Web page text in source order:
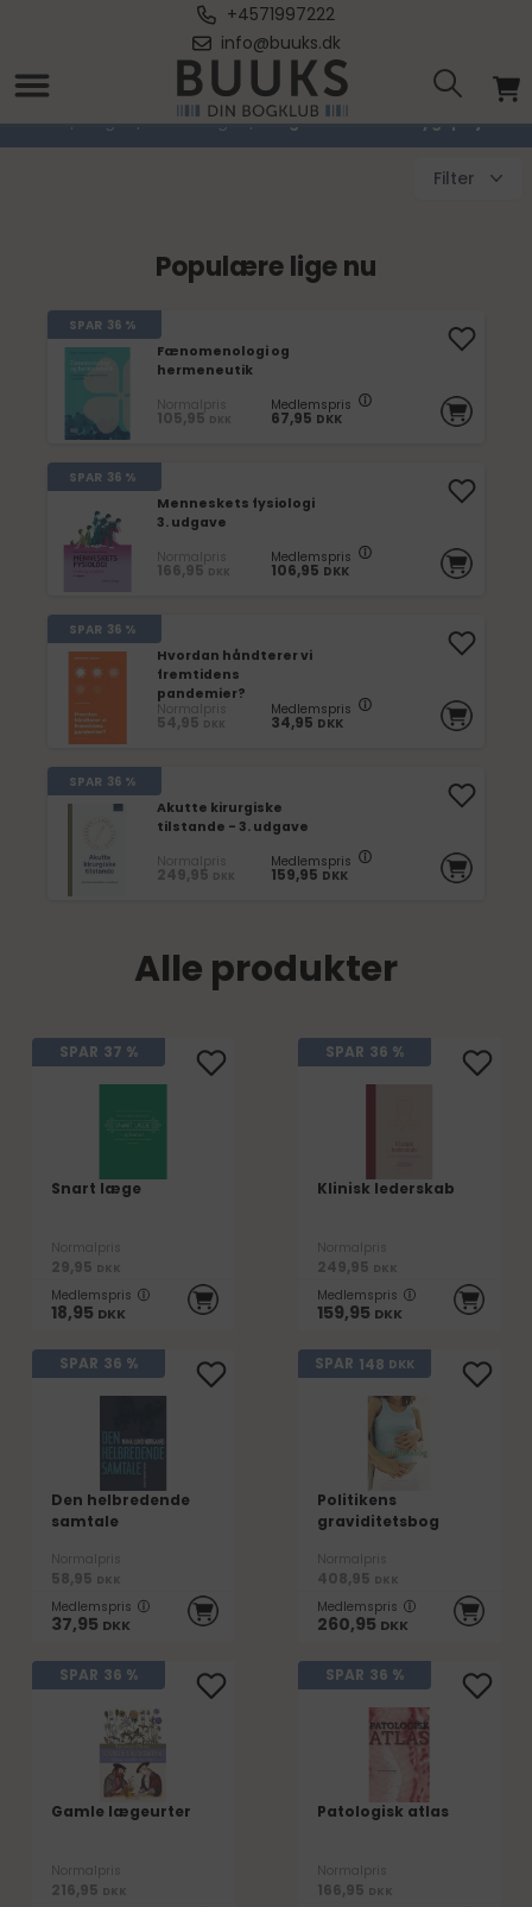
+4571997222
info@buuks.dk
Lægevidenskab & Sygepleje
Forside / Bøger / Studiebøger / Lægevidenskab & Sygepleje
Filter
Populære lige nu
SPAR 36 %
Fænomenologi og
hermeneutik
Normalpris
105,95 DKK
Medlemspris
67,95 DKK
SPAR 36 %
Menneskets fysiologi
3. udgave
Normalpris
166,95 DKK
Medlemspris
106,95 DKK
SPAR 36 %
Hvordan håndterer vi
fremtidens
pandemier?
Normalpris
54,95 DKK
Medlemspris
34,95 DKK
SPAR 36 %
Akutte kirurgiske
tilstande - 3. udgave
Normalpris
249,95 DKK
Medlemspris
159,95 DKK
Alle produkter
SPAR 37 %
Snart læge
Normalpris
29,95 DKK
Medlemspris
18,95 DKK
SPAR 36 %
Klinisk lederskab
Normalpris
249,95 DKK
Medlemspris
159,95 DKK
SPAR 36 %
Den helbredende
samtale
Normalpris
58,95 DKK
Medlemspris
37,95 DKK
SPAR 148 DKK
Politikens
graviditetsbog
Normalpris
408,95 DKK
Medlemspris
260,95 DKK
SPAR 36 %
Gamle lægeurter
Normalpris
216,95 DKK
SPAR 36 %
Patologisk atlas
Normalpris
166,95 DKK